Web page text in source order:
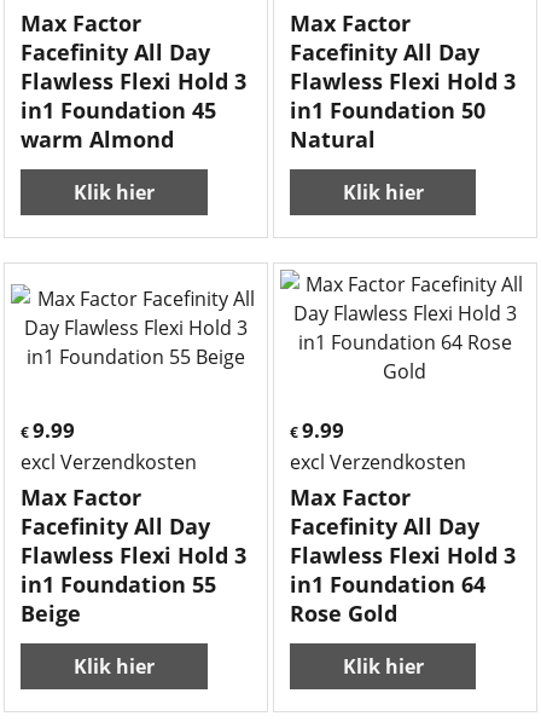
Max Factor
Facefinity All Day
Flawless Flexi Hold 3
in1 Foundation 45
warm Almond
Klik hier
Max Factor
Facefinity All Day
Flawless Flexi Hold 3
in1 Foundation 50
Natural
Klik hier
€ 9.99
excl Verzendkosten
Max Factor
Facefinity All Day
Flawless Flexi Hold 3
in1 Foundation 55
Beige
Klik hier
€9.99
excl Verzendkosten
Max Factor
Facefinity All Day
Flawless Flexi Hold 3
in1 Foundation 64
Rose Gold
Klik hier